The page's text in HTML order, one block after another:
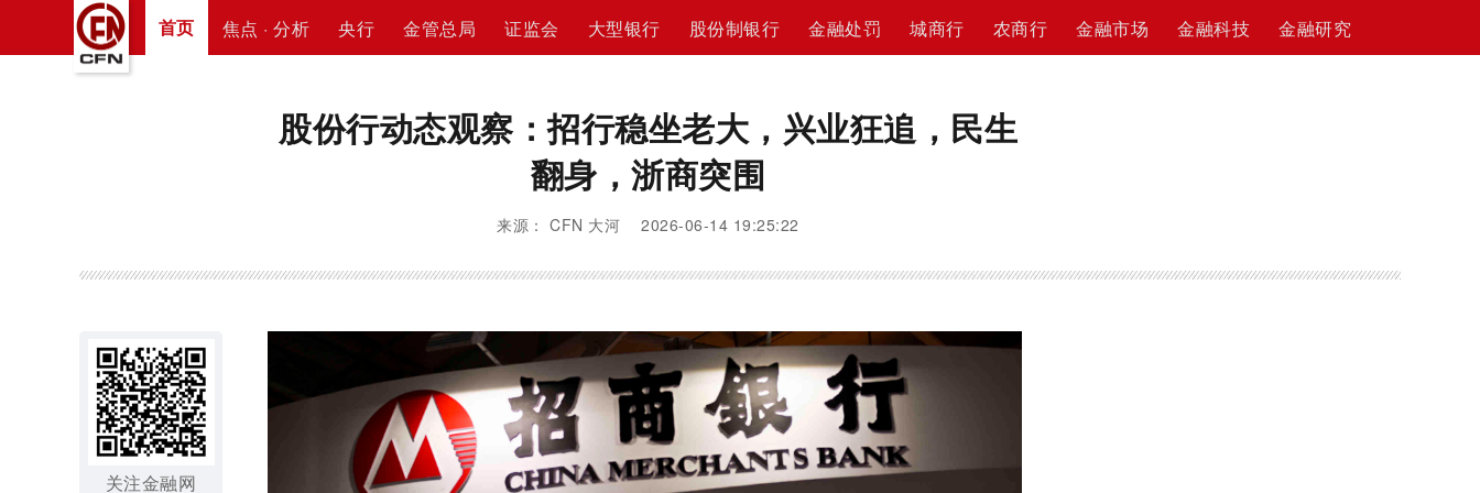
首页 焦点 · 分析 央行 金管总局 证监会 大型银行 股份制银行 金融处罚 城商行 农商行 金融市场 金融科技 金融研究
股份行动态观察：招行稳坐老大，兴业狂追，民生
翻身，浙商突围
来源： CFN 大河 2026-06-14 19:25:22
关注金融网